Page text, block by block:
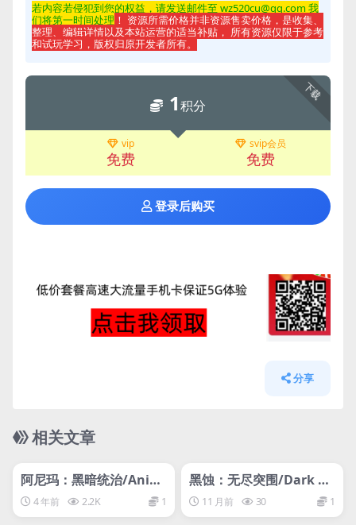
若内容若侵犯到您的权益，请发送邮件至 wz520cu@qq.com 我
们将第一时间处理 ！ 资源所需价格并非资源售卖价格，是收集、
整理、编辑详情以及本站运营的适当补贴， 所有资源仅限于参考
和试玩学习，版权归原开发者所有。
下载
1积分
vip
免费
svip会员
免费
登录后购买
分享
相关文章
网盘下载游戏
阿尼玛：黑暗统治/Anim
a : The Reign of Darkn
ess
4 年前 2.2K 1
网盘下载游戏
黑蚀：无尽突围/Dark Er
osion: Endless Siege
11 月前 30 1